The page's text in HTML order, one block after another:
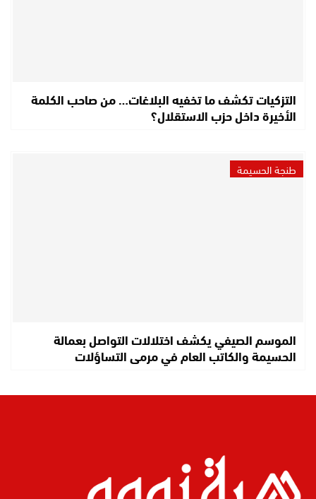
التزكيات تكشف ما تخفيه البلاغات… من صاحب الكلمة
الأخيرة داخل حزب الاستقلال؟
طنجة الحسيمة
الموسم الصيفي يكشف اختلالات التواصل بعمالة
الحسيمة والكاتب العام في مرمى التساؤلات